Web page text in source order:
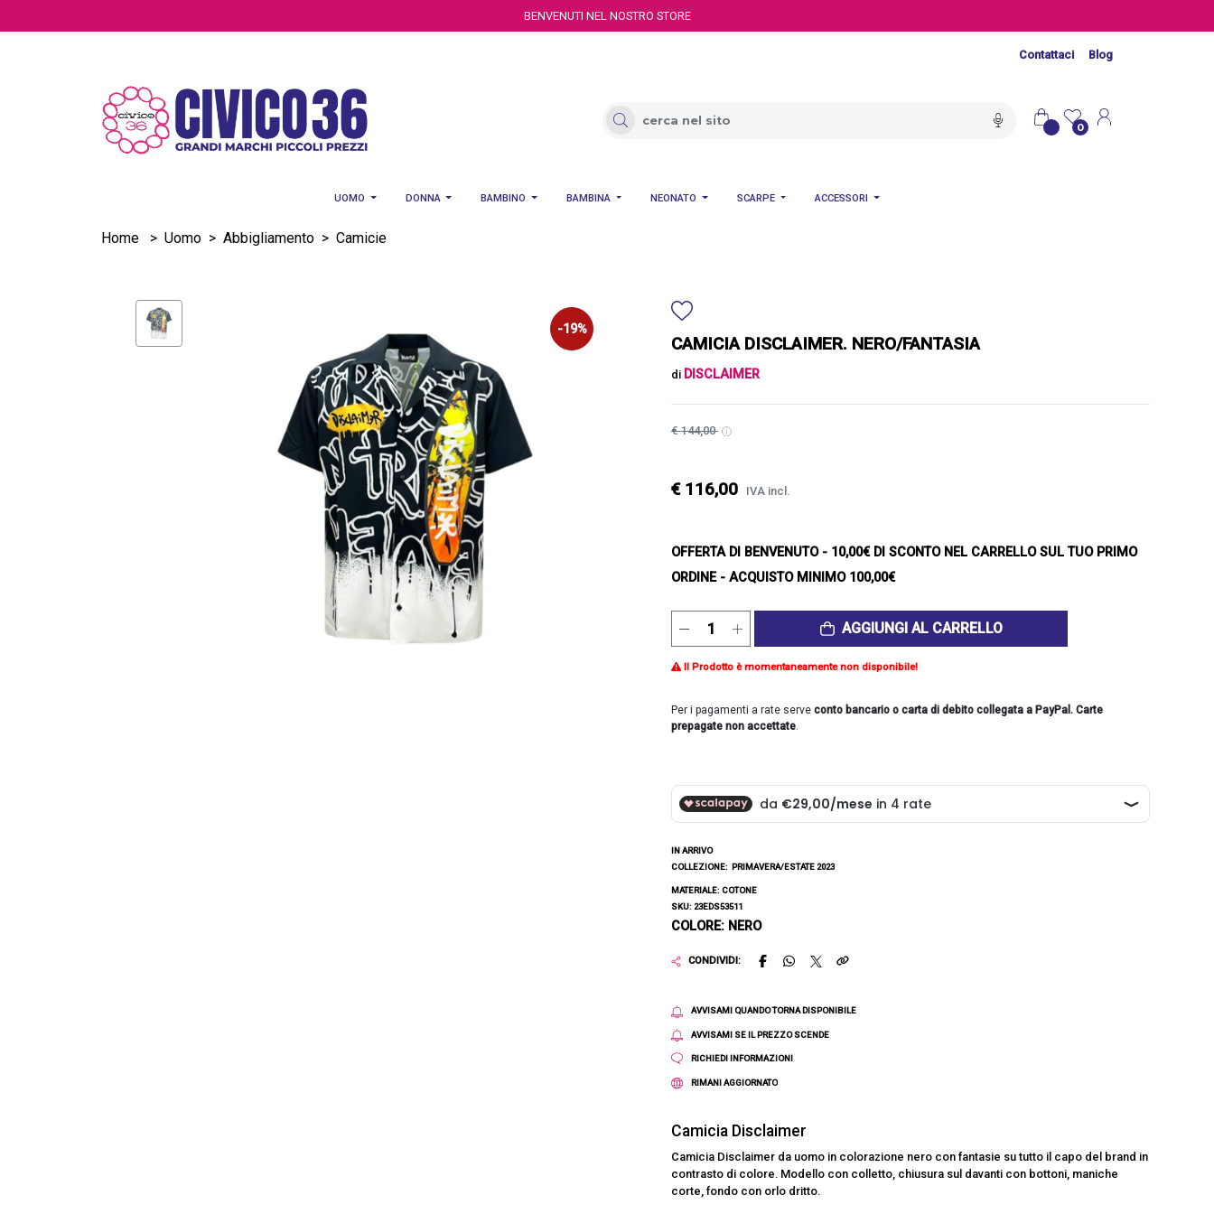
BENVENUTI NEL NOSTRO STORE
Contattaci Blog
0
UOMO DONNA BAMBINO BAMBINA NEONATO SCARPE ACCESSORI
Home > Uomo > Abbigliamento > Camicie
-19%
CAMICIA DISCLAIMER. NERO/FANTASIA
di DISCLAIMER
€ 144,00
€ 116,00 IVA incl.
OFFERTA DI BENVENUTO- 10,00€ DI SCONTO NEL CARRELLO SUL TUO PRIMO
ORDINE - ACQUISTO MINIMO 100,00€
AGGIUNGI AL CARRELLO
Il Prodotto è momentaneamente non disponibile!
Per i pagamenti a rate serve conto bancario o carta di debito collegata a PayPal. Carte
prepagate non accettate.
IN ARRIVO
COLLEZIONE: PRIMAVERA/ESTATE 2023
MATERIALE: COTONE
SKU: 23EDS53511
COLORE: NERO
CONDIVIDI:
AVVISAMI QUANDO TORNA DISPONIBILE
AVVISAMI SE IL PREZZO SCENDE
RICHIEDI INFORMAZIONI
RIMANI AGGIORNATO
Camicia Disclaimer
Camicia Disclaimer da uomo in colorazione nero con fantasie su tutto il capo del brand in
contrasto di colore. Modello con colletto, chiusura sul davanti con bottoni, maniche
corte, fondo con orlo dritto.